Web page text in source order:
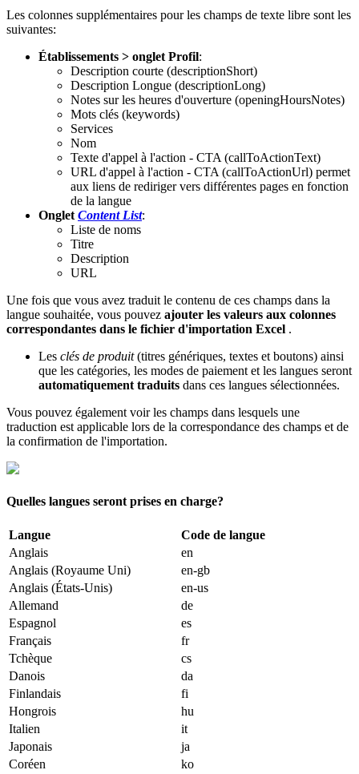
Les colonnes supplémentaires pour les champs de texte libre sont les
suivantes:
Établissements > onglet Profil:
Description courte (descriptionShort)
Description Longue (descriptionLong)
Notes sur les heures d'ouverture (openingHoursNotes)
Mots clés (keywords)
Services
Nom
Texte d'appel à l'action - CTA (callToActionText)
URL d'appel à l'action - CTA (callToActionUrl) permet
aux liens de rediriger vers différentes pages en fonction
de la langue
Onglet Content List:
Liste de noms
Titre
Description
URL
Une fois que vous avez traduit le contenu de ces champs dans la
langue souhaitée, vous pouvez ajouter les valeurs aux colonnes
correspondantes dans le fichier d'importation Excel .
Les clés de produit(titres génériques, textes et boutons) ainsi
que les catégories, les modes de paiement et les langues seront
automatiquement traduits dans ces langues sélectionnées.
Vous pouvez également voir les champs dans lesquels une
traduction est applicable lors de la correspondance des champs et de
la confirmation de l'importation.
Quelles langues seront prises en charge?
Langue
Code de langue
Anglais
en
Anglais (Royaume Uni)
en-gb
Anglais (États-Unis)
en-us
Allemand
de
Espagnol
es
Français
fr
Tchèque
cs
Danois
da
Finlandais
fi
Hongrois
hu
Italien
it
Japonais
ja
Coréen
ko